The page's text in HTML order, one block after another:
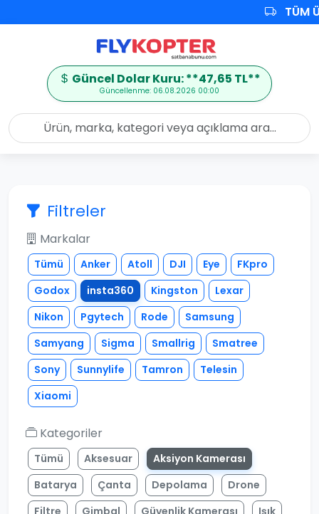
TÜM
Güncel Dolar Kuru: **47,65 TL**
Güncellenme: 06.08.2026 00:00
Filtreler
Markalar
Tümü Anker Atoll DJI Eye
FKpro
Godox
insta360 Kingston
Lexar
Nikon
Pgytech Rode
Samsung
Samyang
Sigma Smallrig
Smatree
Sony
Sunnylife Tamron
Telesin
Xiaomi
Kategoriler
Tümü Aksesuar
Aksiyon Kamerası
Batarya
Çanta Depolama
Drone
Filtre
Gimbal Güvenlik Kamerası
Işık